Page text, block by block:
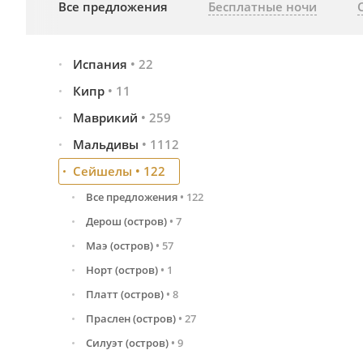
Все предложения Бесплатные ночи
Испания • 22
Малага и побережье Коста-дель-Соль
Тенерифе (Канарские о-ва)
Кипр • 11
Все предложения
Айа-Напа • 1
Лимасол
6
Пафос•4
Маврикий • 259
Все предложения
Восточное побережье
Западное побережье•
Северное побережье
Южное побережье
Мальдивы • 1112
Все предложения
Северная часть•341
Центральная часть
Южная часть
89
Сейшелы • 122
Все предложения • 122
Дерош (остров) • 7
Маэ (остров) • 57
Норт (остров) • 1
Платт (остров) • 8
Праcлен (остров) • 27
Силуэт (остров) • 9